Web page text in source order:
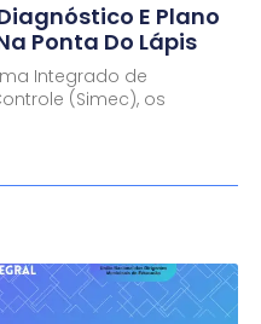
E Plano
Ponta Do Lápis
Integrado de
(Simec), os